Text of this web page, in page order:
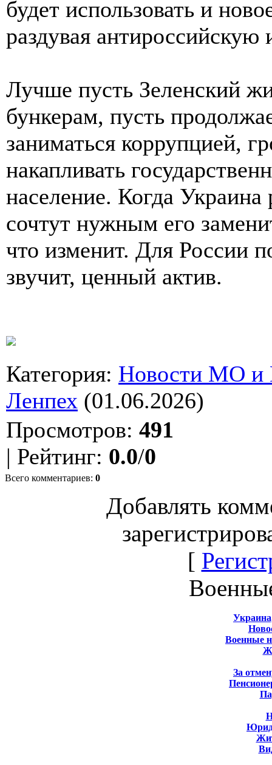
будет использовать и
раздувая антироссийскую
Лучше пусть Зеленский
бункерам, пусть
заниматься коррупцией,
накапливать
население. Когда Украина
сочтут нужным его
что изменит. Для России
звучит, ценный актив.
Категория: Новости МО
Ленпех (01.06.2026)
Просмотров: 491
| Рейтинг: 0.0/0
Всего комментариев: 0
Добавлять
[
Военные
За